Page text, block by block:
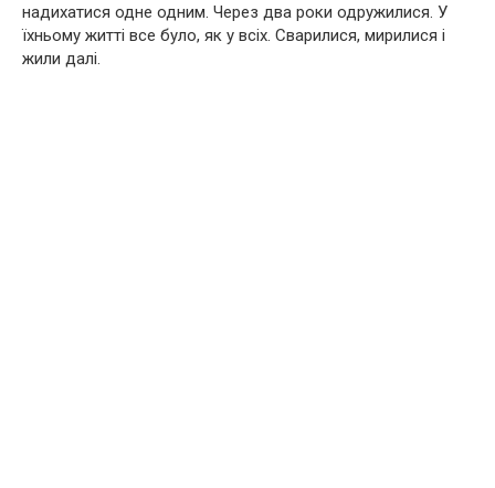
надихатися одне одним. Через два роки одружилися. У
їхньому житті все було, як у всіх. Сварилися, мирилися і
жили далі.